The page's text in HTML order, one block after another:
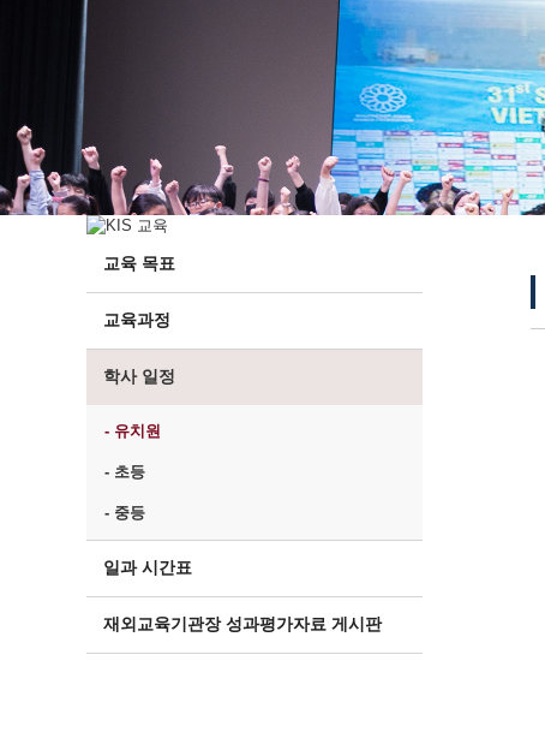
교직원현황
학생현황
위치/전화
전경사진
교육 목표
교육과정
학사 일정
- 유치원
- 초등
- 중등
일과 시간표
재외교육기관장 성과평가자료 게시판